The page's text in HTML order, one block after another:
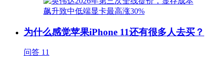
为什么感觉苹果iPhone 11还有很多人去买？
问答 11